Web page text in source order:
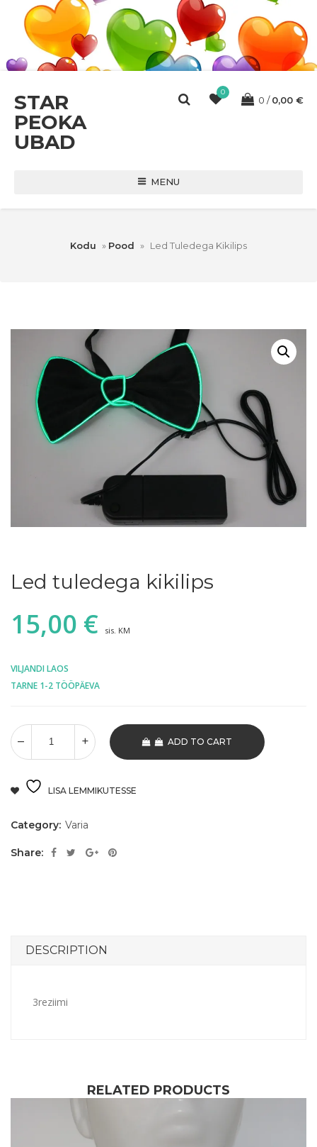
STAR
PEOKA
UBAD
0
0 0,00 €
MENU
Kodu » Pood » Led Tuledega Kikilips
Led tuledega kikilips
15,00 € sis. KM
VILJANDI LAOS
TARNE 1-2 TÖÖPÄEVA
ADD TO CART
LISA LEMMIKUTESSE
Category: Varia
Share:
DESCRIPTION
3reziimi
RELATED PRODUCTS